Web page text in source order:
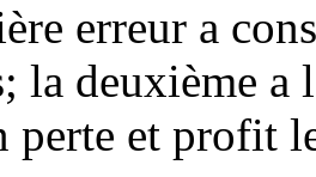
erreur a
la deuxième
perte et profit